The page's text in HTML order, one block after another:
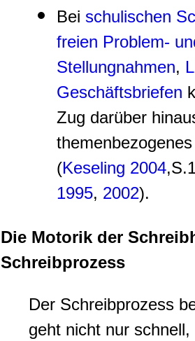
Bei schulischen
freien Problem-
Stellungnahmen,
Geschäftsbriefen
Zug darüber
(Keseling 2004
1995, 2002).
Die Motorik der
Schreibprozess
Der Schreibprozess
geht nicht nur